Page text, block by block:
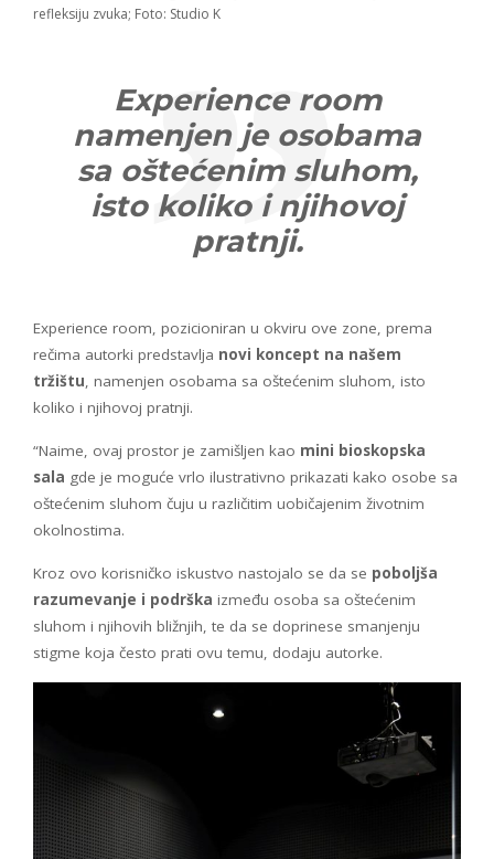
refleksiju zvuka; Foto: Studio K
Experience room
namenjen je osobama
sa oštećenim sluhom,
isto koliko i njihovoj
pratnji.
Experience room, pozicioniran u okviru ove zone, prema
rečima autorki predstavlja novi koncept na našem
tržištu, namenjen osobama sa oštećenim sluhom, isto
koliko i njihovoj pratnji.
“Naime, ovaj prostor je zamišljen kao mini bioskopska
sala gde je moguće vrlo ilustrativno prikazati kako osobe sa
oštećenim sluhom čuju u različitim uobičajenim životnim
okolnostima.
Kroz ovo korisničko iskustvo nastojalo se da se poboljša
razumevanje i podrška između osoba sa oštećenim
sluhom i njihovih bližnjih, te da se doprinese smanjenju
stigme koja često prati ovu temu, dodaju autorke.